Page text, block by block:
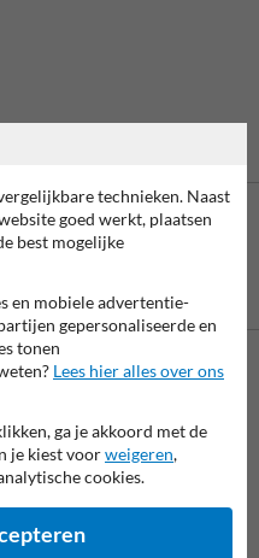
is mogelijk
17.00) te bereiken op 038-
of vul het
mogelijk.
technieken. Naast
goed werkt, plaatsen
best mogelijke
en mobiele advertentie-
gepersonaliseerde en
tonen
Lees hier alles over ons
ga je akkoord met de
je kiest voorweigeren,
cookies.